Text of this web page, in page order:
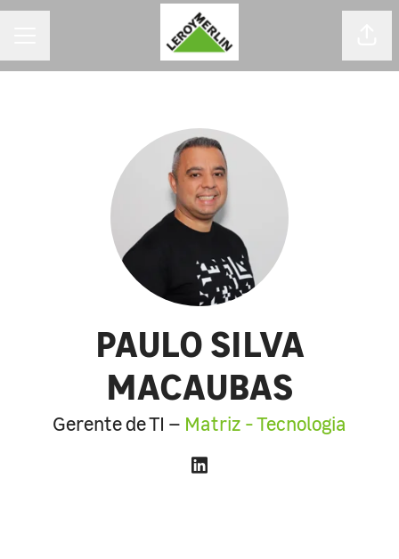
PAULO SILVA
MACAUBAS
Gerente de TI – Matriz - Tecnologia